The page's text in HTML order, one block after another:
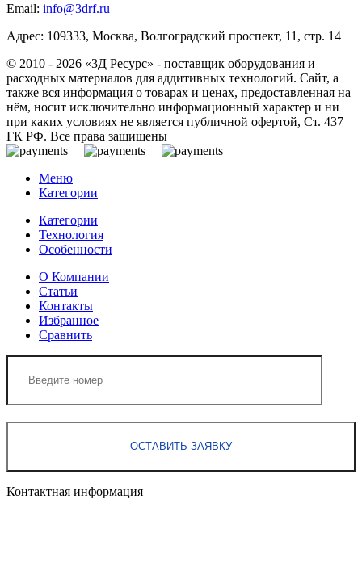
Email: info@3drf.ru
Адрес: 109333, Москва, Волгоградский проспект, 11, стр. 14
© 2010 - 2026 «3Д Ресурс» - поставщик оборудования и
расходных материалов для аддитивных технологий. Сайт, а
также вся информация о товарах и ценах, предоставленная на
нём, носит исключительно информационный характер и ни
при каких условиях не является публичной офертой, Ст. 437
ГК РФ. Все права защищены
Меню
Категории
Категории
Технология
Особенности
О Компании
Статьи
Контакты
Избранное
Сравнить
Контактная информация